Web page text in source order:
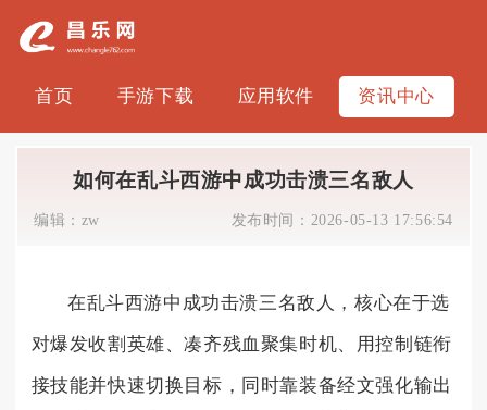
首页 手游下载 应用软件 资讯中心
如何在乱斗西游中成功击溃三名敌人
编辑： zw 发布时间： 2026-05-13 17:56:54
在乱斗西游中成功击溃三名敌人，核心在于选
对爆发收割英雄、凑齐残血聚集时机、用控制链衔
接技能并快速切换目标，同时靠装备经文强化输出